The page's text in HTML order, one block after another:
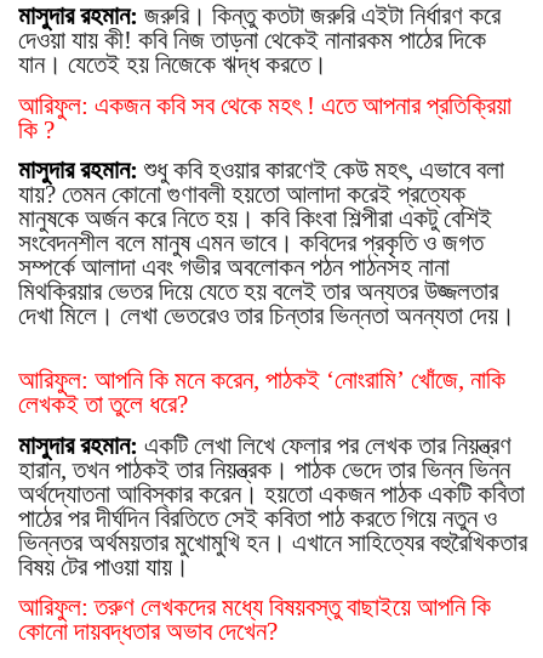
মাসুদার রহমান: জরুরি। কিন্তু কতটা জরুরি এইটা নির্ধারণ করে
দেওয়া যায় কী! কবি নিজ তাড়না থেকেই নানারকম পাঠের দিকে
যান। যেতেই হয় নিজেকে ঋদ্ধ করতে।
আরিফুল: একজন কবি সব থেকে মহৎ! এতে আপনার প্রতিক্রিয়া
কি ?
মাসুদার রহমান: শুধু কবি হওয়ার কারণেই কেউ মহৎ, এভাবে বলা
যায়? তেমন কোনো গুণাবলী হয়তো আলাদা করেই প্রত্যেক্
মানুষকে অর্জন করে নিতে হয়। কবি কিংবা শিল্পীরা একটু বেশিই
সংবেদনশীল বলে মানুষ এমন ভাবে। কবিদের প্রকৃতি ও জগত
সম্পর্কে আলাদা এবং গভীর অবলোকন পঠন পাঠনসহ নানা
মিথক্রিয়ার ভেতর দিয়ে যেতে হয় বলেই তার অন্যতর উজ্জলতার
দেখা মিলে। লেখা ভেতরেও তার চিন্তার ভিন্নতা অনন্যতা দেয়।
আরিফুল: আপনি কি মনে করেন, পাঠকই ‘নোংরামি’ খোঁজে, নাকি
লেখকই তা তুলে ধরে?
মাসুদার রহমান: একটি লেখা লিখে ফেলার পর লেখক তার নিয়ন্ত্রণ
হারান, তখন পাঠকই তার নিয়ন্ত্রক। পাঠক ভেদে তার ভিন্ন ভিন্ন
অর্থদ্যোতনা আবিস্কার করেন। হয়তো একজন পাঠক একটি কবিতা
পাঠের পর দীর্ঘদিন বিরতিতে সেই কবিতা পাঠ করতে গিয়ে নতুন ও
ভিন্নতর অর্থময়তার মুখোমুখি হন। এখানে সাহিত্যের বহুরৈখিকতার
বিষয় টের পাওয়া যায়।
আরিফুল: তরুণ লেখকদের মধ্যে বিষয়বস্তু বাছাইয়ে আপনি কি
কোনো দায়বদ্ধতার অভাব দেখেন?